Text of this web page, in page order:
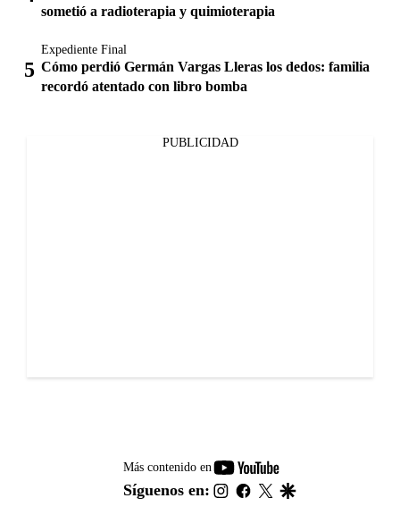
sometió a radioterapia y quimioterapia
Expediente Final
Cómo perdió Germán Vargas Lleras los dedos: familia
recordó atentado con libro bomba
PUBLICIDAD
Más contenido en
youtube-
footer
Síguenos en: instagram
facebook
twitter